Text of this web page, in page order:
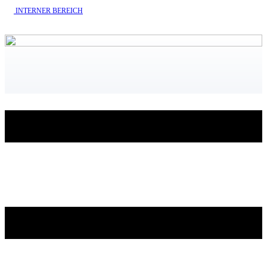
INTERNE​R BEREICH